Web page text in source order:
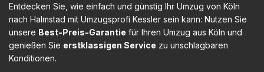
Entdecken Sie, wie einfach und günstig Ihr Umzug von Köln
nach Halmstad mit Umzugsprofi Kessler sein kann: Nutzen Sie
unsere Best-Preis-Garantie für Ihren Umzug aus Köln und
genießen Sie erstklassigen Service zu unschlagbaren
Konditionen.